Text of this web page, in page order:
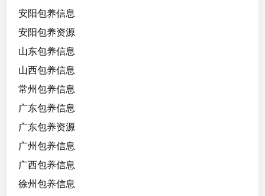
安阳包养信息
安阳包养资源
山东包养信息
山西包养信息
常州包养信息
广东包养信息
广东包养资源
广州包养信息
广西包养信息
徐州包养信息